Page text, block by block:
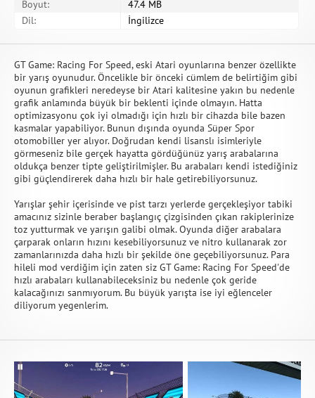
Boyut:
47.4 MB
Dil:
İngilizce
GT Game: Racing For Speed, eski Atari oyunlarına benzer özellikte
bir yarış oyunudur. Öncelikle bir önceki cümlem de belirtiğim gibi
oyunun grafikleri neredeyse bir Atari kalitesine yakın bu nedenle
grafik anlamında büyük bir beklenti içinde olmayın. Hatta
optimizasyonu çok iyi olmadığı için hızlı bir cihazda bile bazen
kasmalar yapabiliyor. Bunun dışında oyunda Süper Spor
otomobiller yer alıyor. Doğrudan kendi lisanslı isimleriyle
görmeseniz bile gerçek hayatta gördüğünüz yarış arabalarına
oldukça benzer tipte geliştirilmişler. Bu arabaları kendi istediğiniz
gibi güçlendirerek daha hızlı bir hale getirebiliyorsunuz.
Yarışlar şehir içerisinde ve pist tarzı yerlerde gerçekleşiyor tabiki
amacınız sizinle beraber başlangıç çizgisinden çıkan rakiplerinize
toz yutturmak ve yarışın galibi olmak. Oyunda diğer arabalara
çarparak onların hızını kesebiliyorsunuz ve nitro kullanarak zor
zamanlarınızda daha hızlı bir şekilde öne geçebiliyorsunuz. Para
hileli mod verdiğim için zaten siz GT Game: Racing For Speed'de
hızlı arabaları kullanabileceksiniz bu nedenle çok geride
kalacağınızı sanmıyorum. Bu büyük yarışta ise iyi eğlenceler
diliyorum yegenlerim.